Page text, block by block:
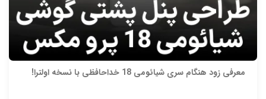
معرفی زود هنگام سری شیائومی 18 خداحافظی با نسخه اولترا!